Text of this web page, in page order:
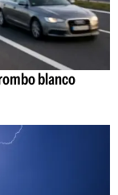
blanco